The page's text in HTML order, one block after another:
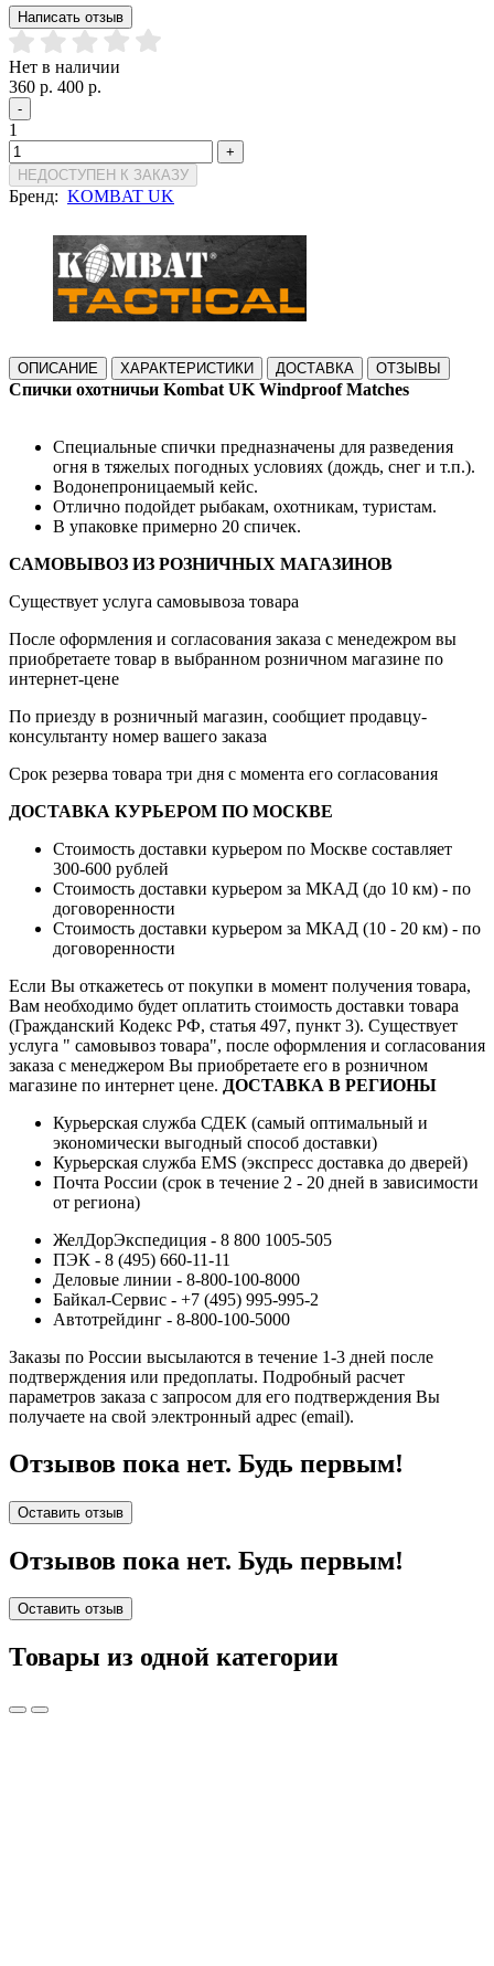
Написать отзыв
Нет в наличии
360 р. 400 р.
-
1
+
НЕДОСТУПЕН К ЗАКАЗУ
Бренд: KOMBAT UK
ОПИСАНИЕ ХАРАКТЕРИСТИКИ ДОСТАВКА ОТЗЫВЫ
Спички охотничьи Kombat UK Windproof Matches
Специальные спички предназначены для разведения
огня в тяжелых погодных условиях (дождь, снег и т.п.).
Водонепроницаемый кейс.
Отлично подойдет рыбакам, охотникам, туристам.
В упаковке примерно 20 спичек.
САМОВЫВОЗ ИЗ РОЗНИЧНЫХ МАГАЗИНОВ
Существует услуга самовывоза товара
После оформления и согласования заказа с менедежром вы
приобретаете товар в выбранном розничном магазине по
интернет-цене
По приезду в розничный магазин, сообщиет продавцу-
консультанту номер вашего заказа
Срок резерва товара три дня с момента его согласования
ДОСТАВКА КУРЬЕРОМ ПО МОСКВЕ
Стоимость доставки курьером по Москве составляет
300-600 рублей
Стоимость доставки курьером за МКАД (до 10 км) - по
договоренности
Стоимость доставки курьером за МКАД (10 - 20 км) - по
договоренности
Если Вы откажетесь от покупки в момент получения товара,
Вам необходимо будет оплатить стоимость доставки товара
(Гражданский Кодекс РФ, статья 497, пункт 3). Существует
услуга " самовывоз товара", после оформления и согласования
заказа с менеджером Вы приобретаете его в розничном
магазине по интернет цене. ДОСТАВКА В РЕГИОНЫ
Курьерская служба СДЕК (самый оптимальный и
экономически выгодный способ доставки)
Курьерская служба EMS (экспресс доставка до дверей)
Почта России (срок в течение 2 - 20 дней в зависимости
от региона)
ЖелДорЭкспедиция - 8 800 1005-505
ПЭК - 8 (495) 660-11-11
Деловые линии - 8-800-100-8000
Байкал-Сервис - +7 (495) 995-995-2
Автотрейдинг - 8-800-100-5000
Заказы по России высылаются в течение 1-3 дней после
подтверждения или предоплаты. Подробный расчет
параметров заказа с запросом для его подтверждения Вы
получаете на свой электронный адрес (email).
Отзывов пока нет. Будь первым!
Оставить отзыв
Отзывов пока нет. Будь первым!
Оставить отзыв
Товары из одной категории